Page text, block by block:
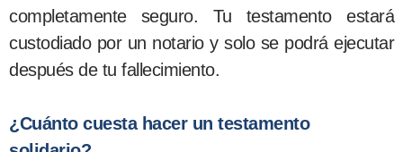
completamente seguro. Tu testamento estará
custodiado por un notario y solo se podrá ejecutar
después de tu fallecimiento.
¿Cuánto cuesta hacer un testamento